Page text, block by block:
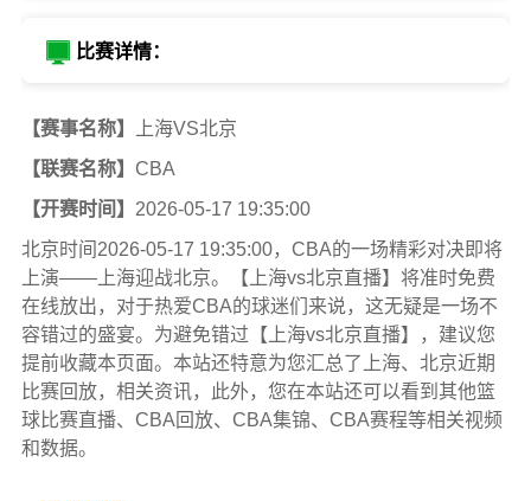
比赛详情：
【赛事名称】 上海VS北京
【联赛名称】 CBA
【开赛时间】 2026-05-17 19:35:00
北京时间2026-05-17 19:35:00，CBA的一场精彩对决即将
上演——上海迎战北京。【上海vs北京直播】将准时免费
在线放出，对于热爱CBA的球迷们来说，这无疑是一场不
容错过的盛宴。为避免错过【上海vs北京直播】，建议您
提前收藏本页面。本站还特意为您汇总了上海、北京近期
比赛回放，相关资讯，此外，您在本站还可以看到其他篮
球比赛直播、CBA回放、CBA集锦、CBA赛程等相关视频
和数据。